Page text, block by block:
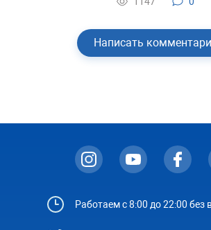
Написать
Работаем с 8:00 до 22:00 без